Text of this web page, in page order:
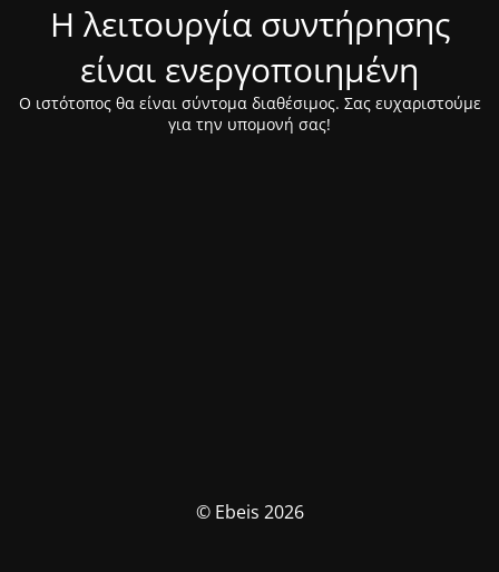
Η λειτουργία συντήρησης
είναι ενεργοποιημένη
Ο ιστότοπος θα είναι σύντομα διαθέσιμος. Σας ευχαριστούμε
για την υπομονή σας!
© Ebeis 2026